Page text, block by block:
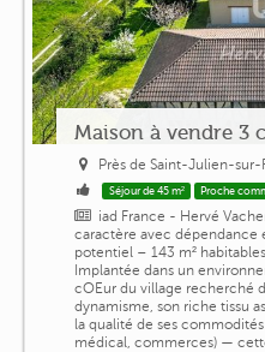
Maison à vendre 3
Près de Saint-Julien-sur-
Séjour de 45 m² Proche
iad France - Hervé
caractère avec
potentiel – 143 m²
Implantée dans un
cOEur du village recherché
dynamisme, son riche tissu
la qualité de ses
médical, commerces) —